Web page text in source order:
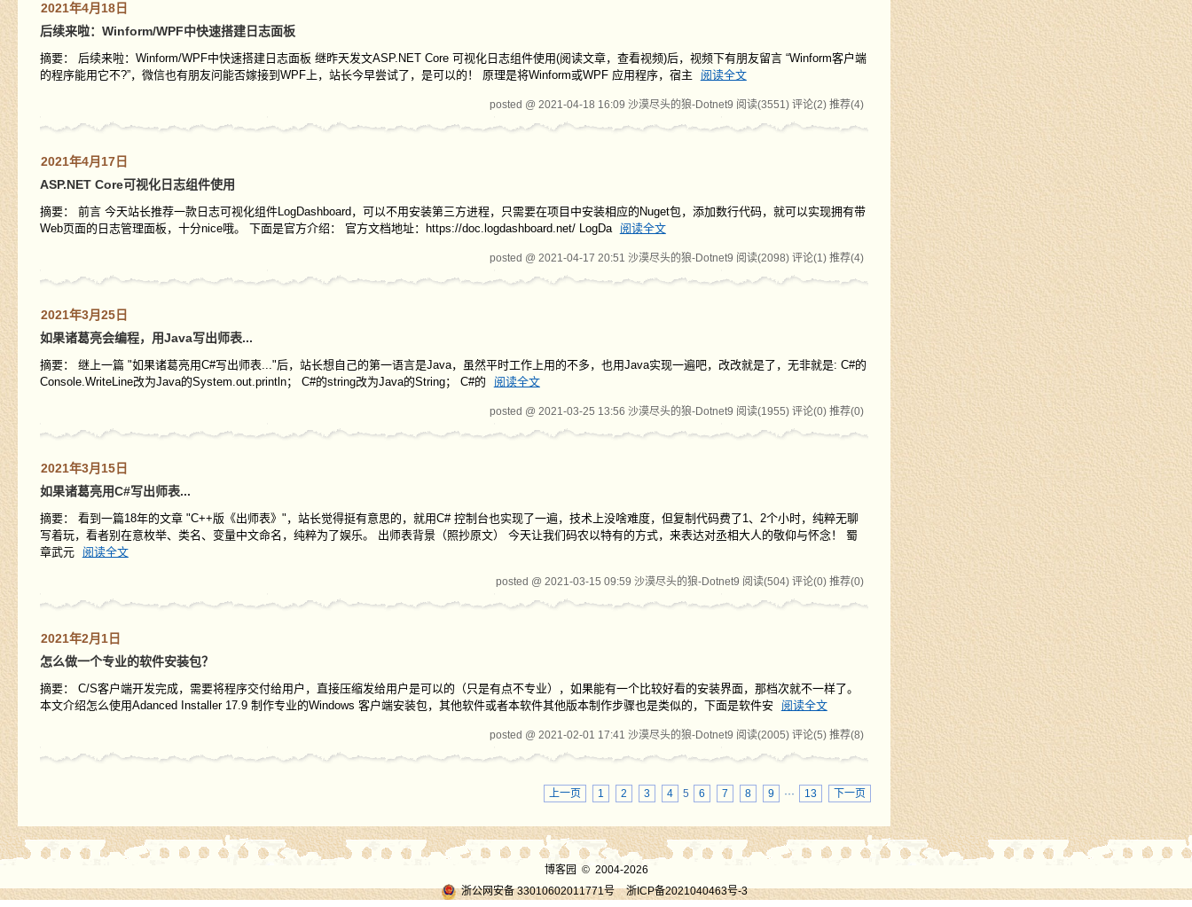
2021年4月18日
后续来啦：Winform/WPF中快速搭建日志面板
摘要： 后续来啦：Winform/WPF中快速搭建日志面板 继昨天发文ASP.NET Core 可视化日志组件使用(阅读文章，查看视频)后，视频下有朋友留言 “Winform客户端
的程序能用它不?”，微信也有朋友问能否嫁接到WPF上，站长今早尝试了，是可以的！ 原理是将Winform或WPF 应用程序，宿主
阅读全文
posted @ 2021-04-18 16:09 沙漠尽头的狼-Dotnet9 阅读(3551) 评论(2) 推荐(4)
2021年4月17日
ASP.NET Core可视化日志组件使用
摘要： 前言 今天站长推荐一款日志可视化组件LogDashboard，可以不用安装第三方进程，只需要在项目中安装相应的Nuget包，添加数行代码，就可以实现拥有带
Web页面的日志管理面板，十分nice哦。 下面是官方介绍： 官方文档地址：https://doc.logdashboard.net/ LogDa 阅读全文
posted @ 2021-04-17 20:51 沙漠尽头的狼-Dotnet9 阅读(2098) 评论(1) 推荐(4)
2021年3月25日
如果诸葛亮会编程，用Java写出师表...
摘要： 继上一篇 "如果诸葛亮用C#写出师表..."后，站长想自己的第一语言是Java，虽然平时工作上用的不多，也用Java实现一遍吧，改改就是了，无非就是: C#的
Console.WriteLine改为Java的System.out.println； C#的string改为Java的String； C#的
阅读全文
posted @ 2021-03-25 13:56 沙漠尽头的狼-Dotnet9 阅读(1955) 评论(0) 推荐(0)
2021年3月15日
如果诸葛亮用C#写出师表...
摘要： 看到一篇18年的文章 "C++版《出师表》"，站长觉得挺有意思的，就用C# 控制台也实现了一遍，技术上没啥难度，但复制代码费了1、2个小时，纯粹无聊
写着玩，看者别在意枚举、类名、变量中文命名，纯粹为了娱乐。 出师表背景（照抄原文） 今天让我们码农以特有的方式，来表达对丞相大人的敬仰与怀念！ 蜀
章武元
阅读全文
posted @ 2021-03-15 09:59 沙漠尽头的狼-Dotnet9 阅读(504) 评论(0) 推荐(0)
2021年2月1日
怎么做一个专业的软件安装包？
摘要： C/S客户端开发完成，需要将程序交付给用户，直接压缩发给用户是可以的（只是有点不专业），如果能有一个比较好看的安装界面，那档次就不一样了。
本文介绍怎么使用Adanced Installer 17.9 制作专业的Windows 客户端安装包，其他软件或者本软件其他版本制作步骤也是类似的，下面是软件安
阅读全文
posted @ 2021-02-01 17:41 沙漠尽头的狼-Dotnet9 阅读(2005) 评论(5) 推荐(8)
上一页 1 2 3 4 5 6 7 8 9 ··· 13 下一页
博客园 © 2004-2026
浙公网安备 33010602011771号
浙ICP备2021040463号-3